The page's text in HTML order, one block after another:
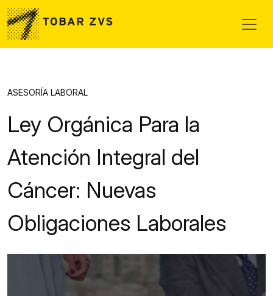
Skip to main content
ASESORÍA LABORAL
Ley Orgánica Para la
Atención Integral del
Cáncer: Nuevas
Obligaciones Laborales